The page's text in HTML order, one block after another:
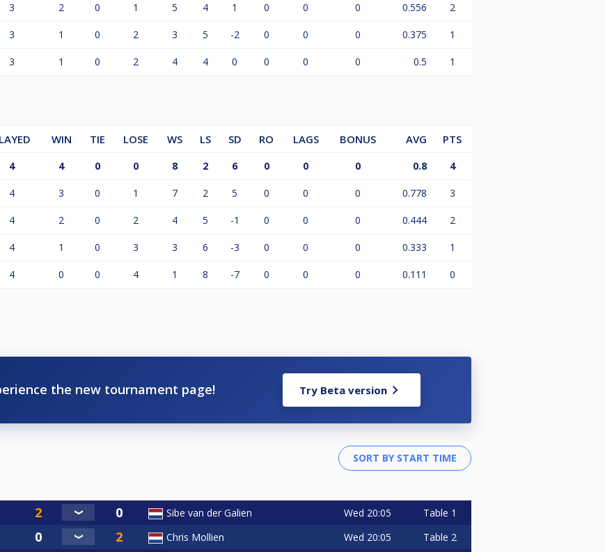
3 2 0 1 5 4 1 0 0 0 0.556 2
3 1 0 2 3 5 -2 0 0 0 0.375 1
3 1 0 2 4 4 0 0 0 0 0.5 1
WIN TIE LOSE WS LS SD RO LAGS BONUS AVG
PTS
4 4 0 0 8 2 6 0 0 0 0.8 4
4 3 0 1 7 2 5 0 0 0 0.778 3
4 2 0 2 4 5 -1 0 0 0 0.444 2
4 1 0 3 3 6 -3 0 0 0 0.333 1
4 0 0 4 1 8 -7 0 0 0 0.111 0
the new tournament page! Try Beta version
Sibe van der Galien Wed 20:05 Table 1
Chris Mollien Wed 20:05 Table 2